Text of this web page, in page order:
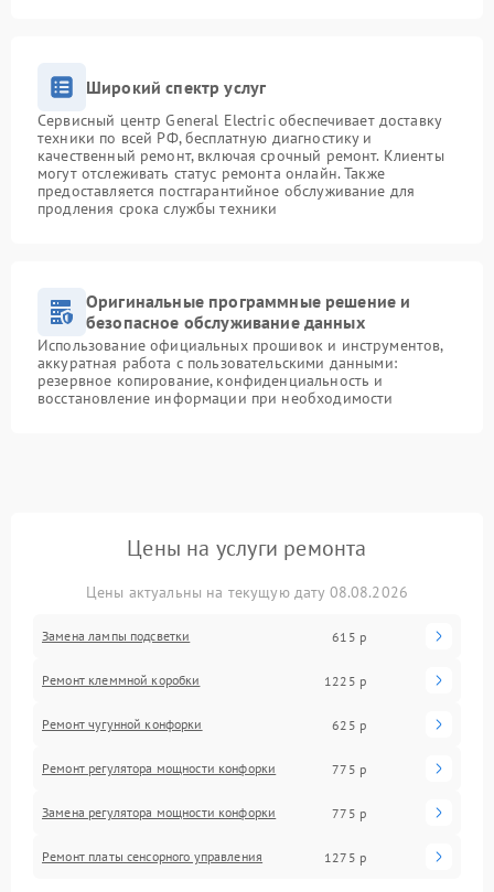
Широкий спектр услуг
Сервисный центр General Electric обеспечивает доставку
техники по всей РФ, бесплатную диагностику и
качественный ремонт, включая срочный ремонт. Клиенты
могут отслеживать статус ремонта онлайн. Также
предоставляется постгарантийное обслуживание для
продления срока службы техники
Оригинальные программные решение и
безопасное обслуживание данных
Использование официальных прошивок и инструментов,
аккуратная работа с пользовательскими данными:
резервное копирование, конфиденциальность и
восстановление информации при необходимости
Цены на услуги ремонта
Цены актуальны на текущую дату 08.08.2026
Замена лампы подсветки 615 р
Ремонт клеммной коробки 1225 р
Ремонт чугунной конфорки 625 р
Ремонт регулятора мощности конфорки 775 р
Замена регулятора мощности конфорки 775 р
Ремонт платы сенсорного управления 1275 р